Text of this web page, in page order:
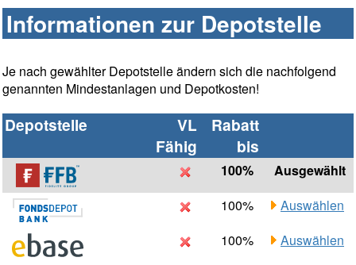
Informationen zur Depotstelle
Je nach gewählter Depotstelle ändern sich die nachfolgend
genannten Mindestanlagen und Depotkosten!
Depotstelle
VL
Fähig
Rabatt
bis
100%
Ausgewählt
100%
Auswählen
100%
Auswählen